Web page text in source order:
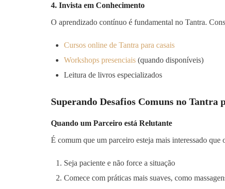
4. Invista em Conhecimento
O aprendizado contínuo é fundamental no Tantra.
Cursos online de Tantra para casais
Workshops presenciais(quando disponíveis)
Leitura de livros especializados
Superando Desafios Comuns no Tantra
Quando um Parceiro está Relutante
É comum que um parceiro esteja mais interessado que
Seja paciente e não force a situação
Comece com práticas mais suaves, como